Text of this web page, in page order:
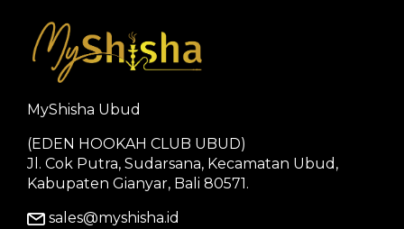
MyShisha Ubud
(EDEN HOOKAH CLUB UBUD)
Jl. Cok Putra, Sudarsana, Kecamatan Ubud,
Kabupaten Gianyar, Bali 80571.
sales@myshisha.id